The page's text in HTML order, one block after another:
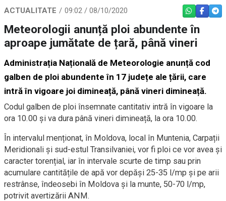
ACTUALITATE 09:02 / 08/10/2020 WHATSAPP
Meteorologii anunță ploi abundente în
aproape jumătate de țară, până vineri
Administrația Națională de Meteorologie anunță cod
galben de ploi abundente în 17 județe ale țării, care
intră în vigoare joi dimineață, până vineri dimineață.
Codul galben de ploi însemnate cantitativ intră în vigoare la
ora 10.00 și va dura până vineri dimineață, la ora 10.00.
În intervalul menționat, în Moldova, local în Muntenia, Carpații
Meridionali și sud-estul Transilvaniei, vor fi ploi ce vor avea și
caracter torențial, iar în intervale scurte de timp sau prin
acumulare cantitățile de apă vor depăși 25-35 l/mp și pe arii
restrânse, îndeosebi în Moldova și la munte, 50-70 l/mp,
potrivit avertizării ANM.